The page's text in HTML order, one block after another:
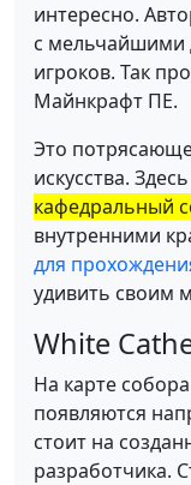
интересно.
с мельчайшими
игроков. Так
Майнкрафт ПЕ.
Это
искусства.
кафедральный
внутренними
для
удивить своим
White
На карте
появляются
стоит на
разработчика.